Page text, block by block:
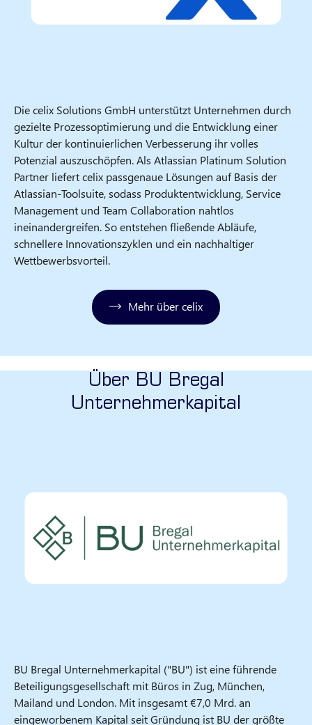
Die celix Solutions GmbH unterstützt Unternehmen durch
gezielte Prozessoptimierung und die Entwicklung einer
Kultur der kontinuierlichen Verbesserung ihr volles
Potenzial auszuschöpfen. Als Atlassian Platinum Solution
Partner liefert celix passgenaue Lösungen auf Basis der
Atlassian-Toolsuite, sodass Produktentwicklung, Service
Management und Team Collaboration nahtlos
ineinandergreifen. So entstehen fließende Abläufe,
schnellere Innovationszyklen und ein nachhaltiger
Wettbewerbsvorteil.
Mehr über celix
Über BU Bregal
Unternehmerkapital
BU Bregal Unternehmerkapital ("BU") ist eine führende
Beteiligungsgesellschaft mit Büros in Zug, München,
Mailand und London. Mit insgesamt €7,0 Mrd. an
eingeworbenem Kapital seit Gründung ist BU der größte